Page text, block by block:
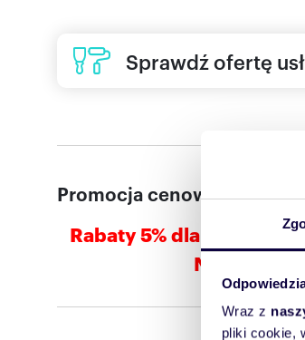
Wraz z
pliki cookie,
Sprawdź ofertę
Promocja cenowa
Rabaty 5% dla
Nie czekaj,